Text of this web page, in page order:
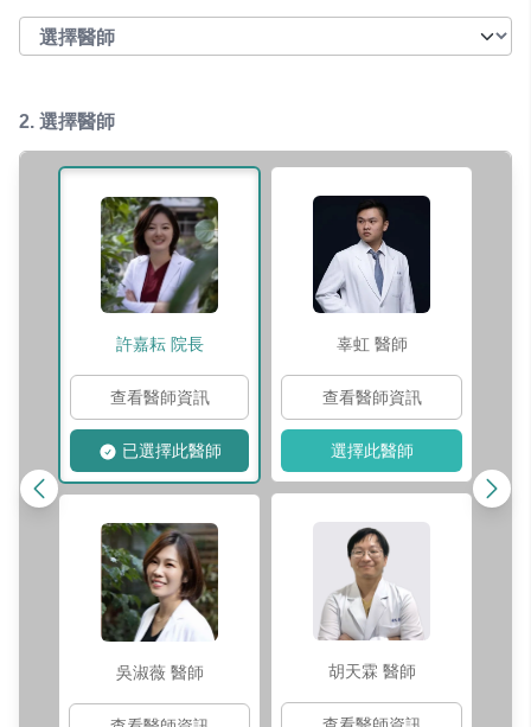
2. 選擇醫師
許嘉耘 院長
查看醫師資訊
已選擇此醫師
吳淑薇 醫師
辜虹 醫師
查看醫師資訊
選擇此醫師
胡天霖 醫師